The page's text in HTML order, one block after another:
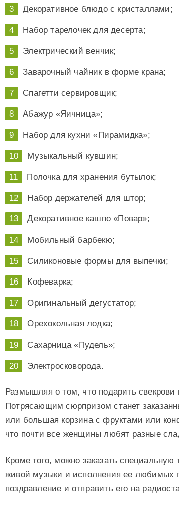
Декоративное блюдо с кристаллами;
Набор тарелочек для десерта;
Электрический венчик;
Заварочный чайник в форме крана;
Спагетти сервировщик;
Абажур «Яичница»;
Набор для кухни «Пирамидка»;
Музыкальный кувшин;
Полочка для хранения бутылок;
Набор держателей для штор;
Декоративное кашпо «Повар»;
Мобильный барбекю;
Силиконовые формы для выпечки;
Кофеварка;
Оригинальный дегустатор;
Орехокольная лодка;
Сахарница «Пудель»;
Электросковорода.
Размышляя о том, что подарить свекрови
Потрясающим сюрпризом станет
или большая корзина с фруктами или
что почти все женщины любят разные
Кроме того, можно заказать
живой музыки и исполнения ее любимых
поздравление и отправить его на